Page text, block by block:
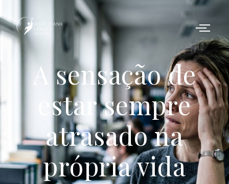
A sensação de
estar sempre
atrasado na
própria vida